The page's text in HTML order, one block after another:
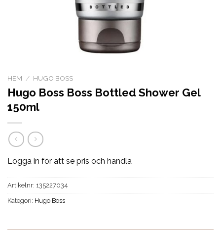
HEM / HUGO BOSS
Hugo Boss Boss Bottled Shower Gel
150ml
Logga in för att se pris och handla
Artikelnr: 135227034
Kategori: Hugo Boss